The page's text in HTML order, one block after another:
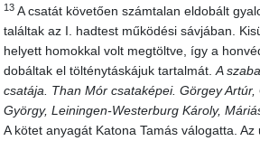
13 A csatát követően számtalan eldobált
találtak az I. hadtest működési sávjában.
helyett homokkal volt megtöltve, így a
dobáltak el tölténytáskájuk tartalmát.A
csatája. Than Mór csataképei. Görgey
György, Leiningen-Westerburg Károly,
A kötet anyagát Katona Tamás válogatta.